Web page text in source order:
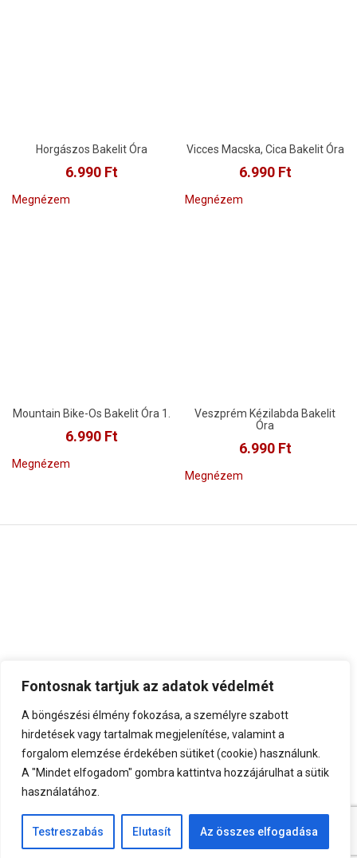
Fontosnak tartjuk az adatok védelmét
A böngészési élmény fokozása, a személyre szabott
hirdetések vagy tartalmak megjelenítése, valamint a
forgalom elemzése érdekében sütiket (cookie) használunk.
A "Mindet elfogadom" gombra kattintva hozzájárulhat a sütik
használatához.
Testreszabás Elutasít Az összes elfogadása
Horgászos Bakelit Óra
6.990 Ft
Megnézem
Vicces Macska, Cica Bakelit Óra
6.990 Ft
Megnézem
Mountain Bike-Os Bakelit Óra 1.
6.990 Ft
Megnézem
Veszprém Kézilabda Bakelit
Óra
6.990 Ft
Megnézem
Top